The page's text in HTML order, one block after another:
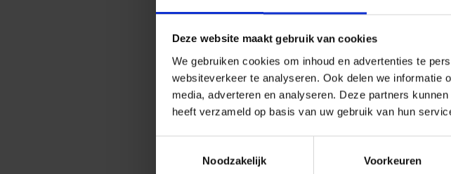
Deze website maakt gebruik van cookies
We gebruiken cookies om inhoud en advertenties te
websiteverkeer te analyseren. Ook delen we informatie
media, adverteren en analyseren. Deze partners
heeft verzameld op basis van uw gebruik van hun
Noodzakelijk
Voorkeuren